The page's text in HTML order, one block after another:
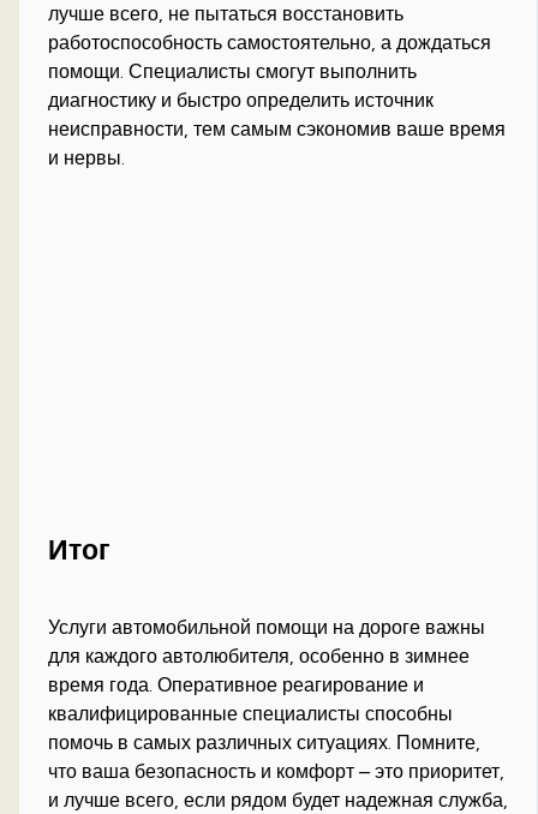
лучше всего, не пытаться восстановить
работоспособность самостоятельно, а дождаться
помощи. Специалисты смогут выполнить
диагностику и быстро определить источник
неисправности, тем самым сэкономив ваше время
и нервы.
Итог
Услуги автомобильной помощи на дороге важны
для каждого автолюбителя, особенно в зимнее
время года. Оперативное реагирование и
квалифицированные специалисты способны
помочь в самых различных ситуациях. Помните,
что ваша безопасность и комфорт – это приоритет,
и лучше всего, если рядом будет надежная служба,